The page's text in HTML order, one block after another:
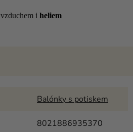
i heliem
Balónky s potiskem
8021886935370